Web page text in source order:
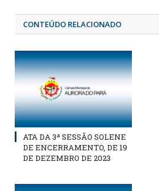
CONTEÚDO RELACIONADO
ATA DA 3ª SESSÃO SOLENE
DE ENCERRAMENTO, DE 19
DE DEZEMBRO DE 2023